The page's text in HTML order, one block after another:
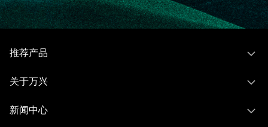
推荐产品
关于万兴
新闻中心